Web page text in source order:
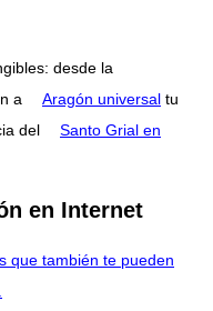
desde la
a Aragón universal tu
del
Santo Grial en
en Internet
que también te pueden